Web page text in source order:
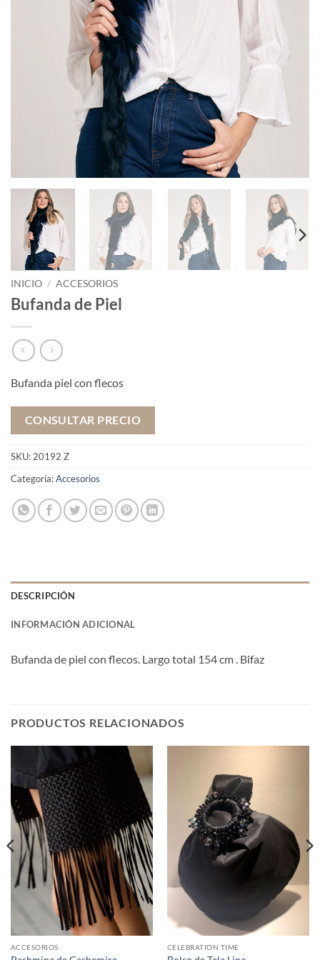
INICIO / ACCESORIOS
Bufanda de Piel
Bufanda piel con flecos
CONSULTAR PRECIO
SKU:20192 Z
Categoría:Accesorios
DESCRIPCIÓN
INFORMACIÓN ADICIONAL
Bufanda de piel con flecos. Largo total 154 cm . Bifaz
PRODUCTOS RELACIONADOS
ACCESORIOS CELEBRATION TIME